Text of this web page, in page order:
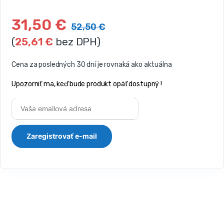
31,50 € 52,50€
(25,61€ bez DPH)
Cena za posledných 30 dní je rovnaká ako aktuálna
Upozorniť ma, keď bude produkt opäť dostupný !